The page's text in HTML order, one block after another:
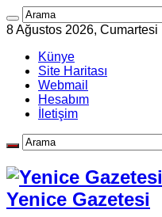
8 Ağustos 2026, Cumartesi
Künye
Site Haritası
Webmail
Hesabım
İletişim
Yenice Gazetesi